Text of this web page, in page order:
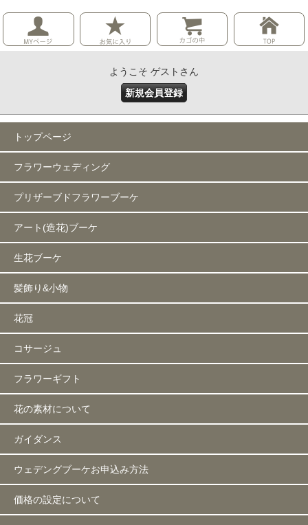
ようこそ ゲストさん
新規会員登録
トップページ
フラワーウェディング
プリザーブドフラワーブーケ
アート(造花)ブーケ
生花ブーケ
髪飾り&小物
花冠
コサージュ
フラワーギフト
花の素材について
ガイダンス
ウェデングブーケお申込み方法
価格の設定について